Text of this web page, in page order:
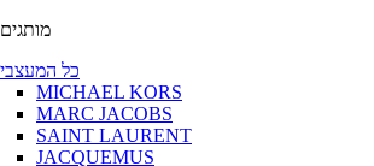
כל
MICHAEL KORS
MARC JACOBS
SAINT LAURENT
JACQUEMUS